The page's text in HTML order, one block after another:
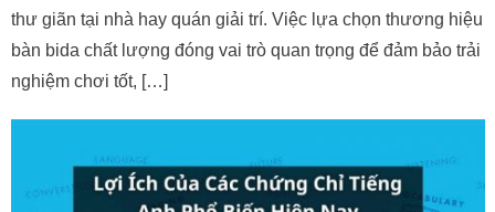
thư giãn tại nhà hay quán giải trí. Việc lựa chọn thương hiệu
bàn bida chất lượng đóng vai trò quan trọng để đảm bảo trải
nghiệm chơi tốt, […]